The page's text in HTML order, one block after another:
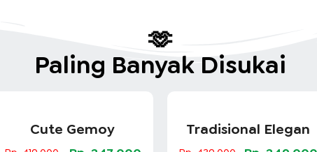
🫶
Paling Banyak Disukai
Cute Gemoy Tradisional Elegan